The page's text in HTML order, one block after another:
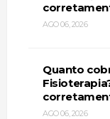
AGO 06, 2026
Quanto
AGO 06, 2026